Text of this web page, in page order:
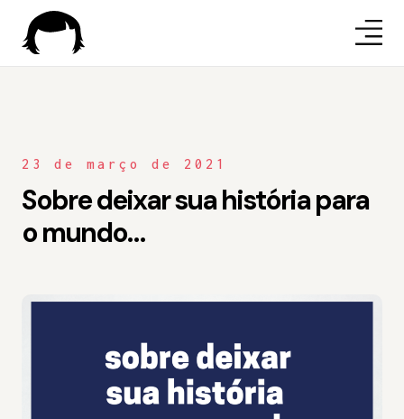
23 de março de 2021
Sobre deixar sua história para
o mundo…